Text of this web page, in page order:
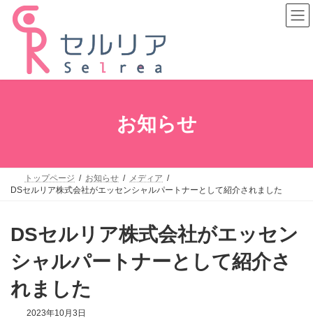
ス
ン
お知らせ
トップページ お知らせ
メディア
DSセルリア株式会社がエッセンシャルパートナーとして紹介されました
DSセルリア株式会社がエッセン
シャルパートナーとして紹介さ
れました
2023年10月3日